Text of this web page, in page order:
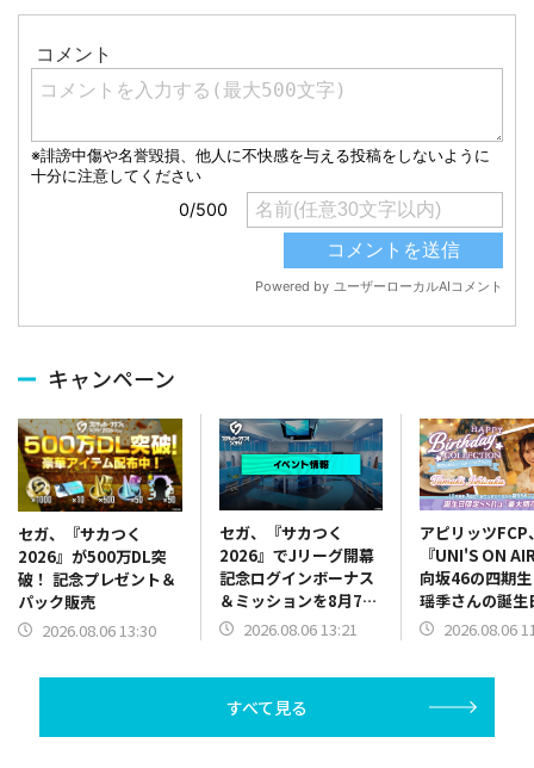
キャンペーン
セガ、『サカつく
2026』が500万DL突
破！ 記念プレゼント＆
パック販売
2026.08.06 13:30
セガ、『サカつく
2026』でJリーグ開幕
記念ログインボーナス
＆ミッションを8月7日
13時より開催
2026.08.06 13:21
アピリッツFCP
『UNI'S ON
向坂46の四期
瑶季さんの誕生
念した「誕生日
2026.08.06
すべて見る